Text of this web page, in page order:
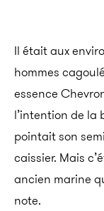
Il était aux
hommes
essence
l’intention de la
pointait son
caissier. Mais
ancien marine
note.